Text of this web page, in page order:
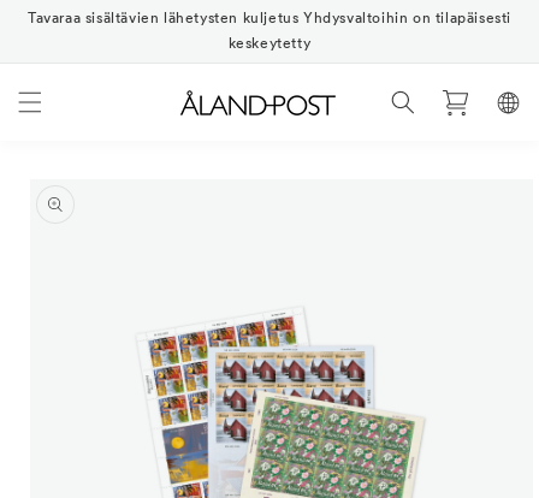
Ohita ja
siirry
Tavaraa sisältävien lähetysten kuljetus Yhdysvaltoihin on tilapäisesti
keskeytetty
Ostoskori